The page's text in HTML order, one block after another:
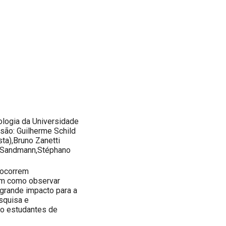
da Universidade
Guilherme Schild
Zanetti
como observar
impacto para a
e
estudantes de